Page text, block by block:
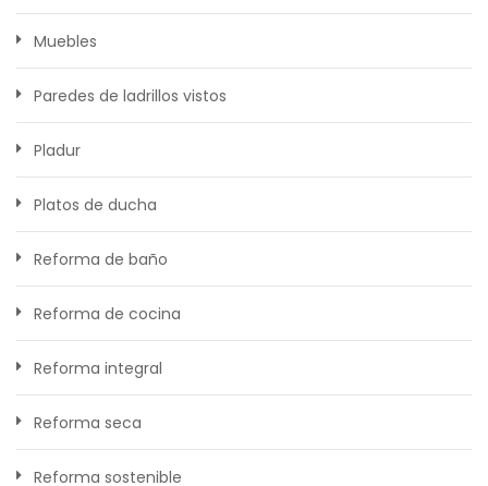
Muebles
Paredes de ladrillos vistos
Pladur
Platos de ducha
Reforma de baño
Reforma de cocina
Reforma integral
Reforma seca
Reforma sostenible